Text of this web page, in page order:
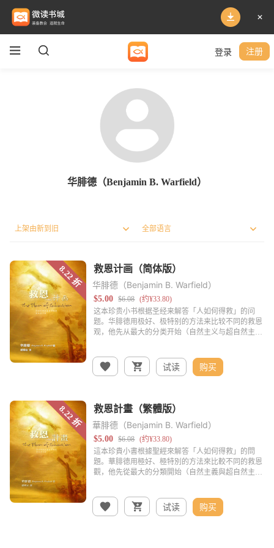
登录 注册
华腓德（Benjamin B. Warfield）
华腓德（Benjamin B. Warfield）
试读 购买
華腓德（Benjamin B. Warfield）
试读 购买